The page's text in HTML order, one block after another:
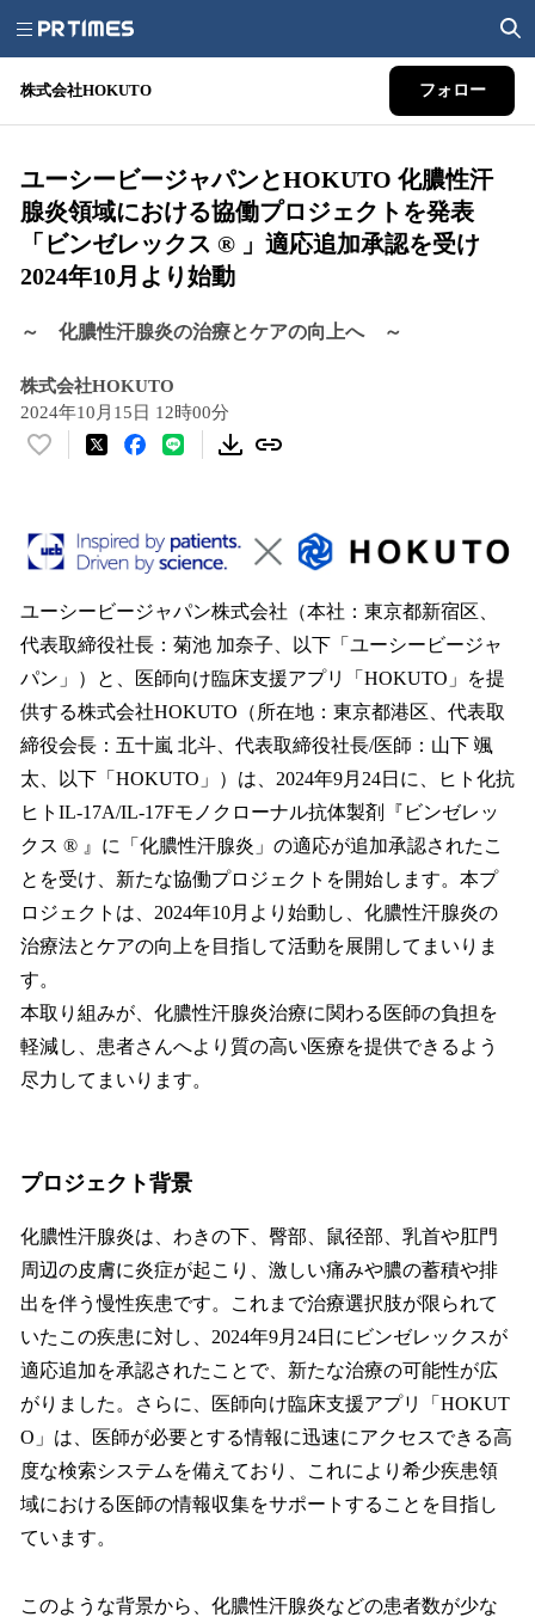
株式会社HOKUTO フォロー
ユーシービージャパンとHOKUTO 化膿性汗
腺炎領域における協働プロジェクトを発表
「ビンゼレックス ® 」適応追加承認を受け
2024年10月より始動
～ 化膿性汗腺炎の治療とケアの向上へ ～
株式会社HOKUTO
2024年10月15日 12時00分
い
！
数
読
み
込
み
中
で
す
ユーシービージャパン株式会社（本社：東京都新宿区、
代表取締役社長：菊池 加奈子、以下「ユーシービージャ
パン」）と、医師向け臨床支援アプリ「HOKUTO」を提
供する株式会社HOKUTO（所在地：東京都港区、代表取
締役会長：五十嵐 北斗、代表取締役社長/医師：山下 颯
太、以下「HOKUTO」）は、2024年9月24日に、ヒト化抗
ヒトIL-17A/IL-17Fモノクローナル抗体製剤『ビンゼレッ
クス ® 』に「化膿性汗腺炎」の適応が追加承認されたこ
とを受け、新たな協働プロジェクトを開始します。本プ
ロジェクトは、2024年10月より始動し、化膿性汗腺炎の
治療法とケアの向上を目指して活動を展開してまいりま
す。
本取り組みが、化膿性汗腺炎治療に関わる医師の負担を
軽減し、患者さんへより質の高い医療を提供できるよう
尽力してまいります。
プロジェクト背景
化膿性汗腺炎は、わきの下、臀部、鼠径部、乳首や肛門
周辺の皮膚に炎症が起こり、激しい痛みや膿の蓄積や排
出を伴う慢性疾患です。これまで治療選択肢が限られて
いたこの疾患に対し、2024年9月24日にビンゼレックスが
適応追加を承認されたことで、新たな治療の可能性が広
がりました。さらに、医師向け臨床支援アプリ「HOKUT
O」は、医師が必要とする情報に迅速にアクセスできる高
度な検索システムを備えており、これにより希少疾患領
域における医師の情報収集をサポートすることを目指し
ています。
このような背景から、化膿性汗腺炎などの患者数が少な